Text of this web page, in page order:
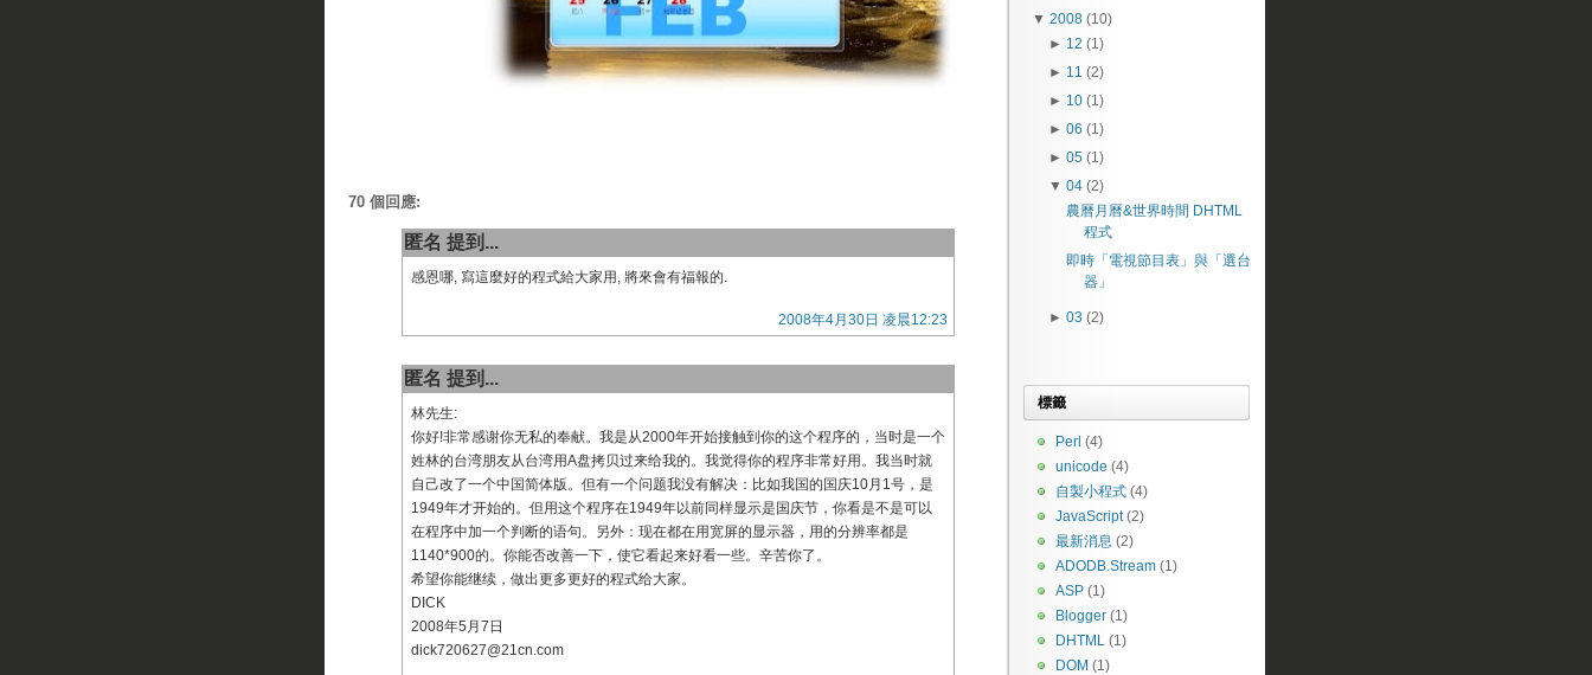
70 個回應:
匿名 提到...
感恩哪, 寫這麼好的程式給大家用, 將來會有福報的.
2008年4月30日 凌晨12:23
匿名 提到...
林先生:
你好!非常感谢你无私的奉献。我是从2000年开始接触到你的这个程序的，当时是一个
姓林的台湾朋友从台湾用A盘拷贝过来给我的。我觉得你的程序非常好用。我当时就
自己改了一个中国简体版。但有一个问题我没有解决：比如我国的国庆10月1号，是
1949年才开始的。但用这个程序在1949年以前同样显示是国庆节，你看是不是可以
在程序中加一个判断的语句。另外：现在都在用宽屏的显示器，用的分辨率都是
1140*900的。你能否改善一下，使它看起来好看一些。辛苦你了。
希望你能继续，做出更多更好的程式给大家。
DICK
2008年5月7日
dick720627@21cn.com
▼ 2008 (10)
► 12 (1)
► 11 (2)
► 10 (1)
► 06 (1)
► 05 (1)
▼ 04 (2)
農曆月曆&世界時間 DHTML
程式
即時「電視節目表」與「選台
器」
► 03 (2)
標籤
Perl (4)
unicode (4)
自製小程式 (4)
JavaScript (2)
最新消息 (2)
ADODB.Stream (1)
ASP (1)
Blogger (1)
DHTML (1)
DOM (1)